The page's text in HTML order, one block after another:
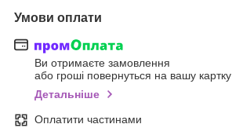
Умови оплати
Ви отримаєте замовлення
або гроші повернуться на вашу картку
Детальніше
Оплатити частинами